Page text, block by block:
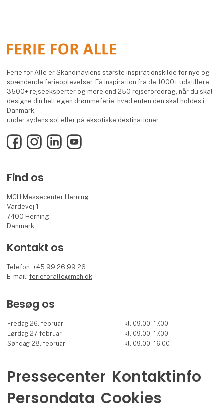
Ferie for Alle er Skandinaviens største inspirationskilde for nye og
spændende ferieoplevelser. Få inspiration fra de 1000+ udstillere,
3500+ rejseeksperter og mere end 250 rejseforedrag, når du skal
designe din helt egen drømmeferie, hvad enten den skal holdes i
Danmark,
under sydens sol eller på eksotiske destinationer.
FacebookInstagramLinkedInYouTube
Find os
MCH Messecenter Herning
Vardevej 1
7400 Herning
Danmark
Kontakt os
Telefon: +45 99 26 99 26
E-mail:ferieforalle@mch.dk
Besøg os
Fredag 26. februar
kl. 09.00 - 17.00
Lørdag 27. februar
kl. 09.00 - 17.00
Søndag 28. februar
kl. 09.00 - 16.00
Pressecenter Kontaktinfo
Persondata Cookies